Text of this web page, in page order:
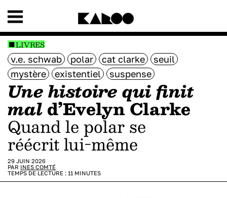
LIVRES
v.e. schwab polar cat clarke
seuil
mystère
existentiel suspense
Une histoire qui finit
mald’Evelyn Clarke
Quand le polar se
réécrit lui-même
29 JUIN 2026
PAR INES COMTÉ
TEMPS DE LECTURE : 11 MINUTES